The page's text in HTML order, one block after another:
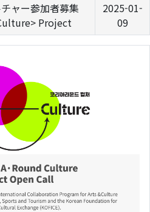
ャー参加者募集
Project
2025-01-
09